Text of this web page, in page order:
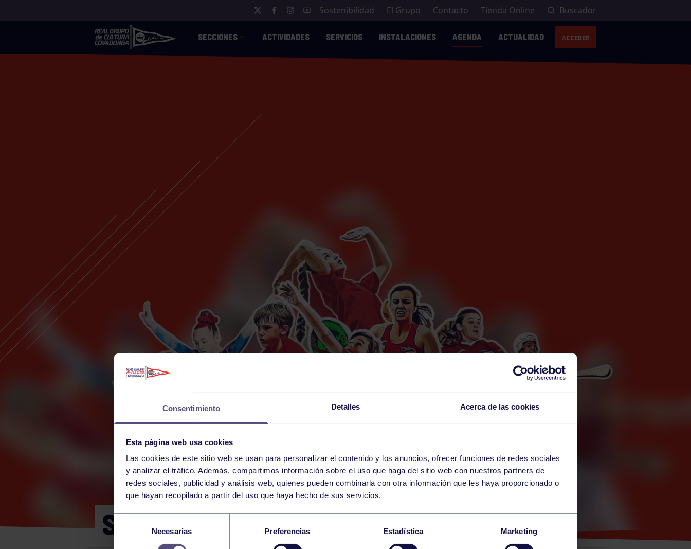
Consentimiento Detalles Acerca de las cookies
Esta página web usa cookies
Las cookies de este sitio web se usan para personalizar el contenido y los anuncios, ofrecer funciones de redes sociales
y analizar el tráfico. Además, compartimos información sobre el uso que haga del sitio web con nuestros partners de
redes sociales, publicidad y análisis web, quienes pueden combinarla con otra información que les haya proporcionado o
que hayan recopilado a partir del uso que haya hecho de sus servicios.
consentimiento
Necesarias Preferencias Estadística Marketing
Sostenibilidad El Grupo Contacto Tienda Online Buscador
SECCIONES ACTIVIDADES SERVICIOS INSTALACIONES AGENDA ACTUALIDAD ACCEDER
3 SATURDAY
JUNE
SÁBADO 3 CORE 12:30-13:00 GIMNASIO